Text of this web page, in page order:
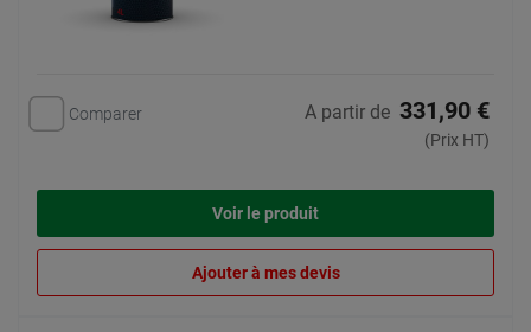
Comparer A partir de 331,90 €
(Prix HT)
Voir le produit
Ajouter à mes devis